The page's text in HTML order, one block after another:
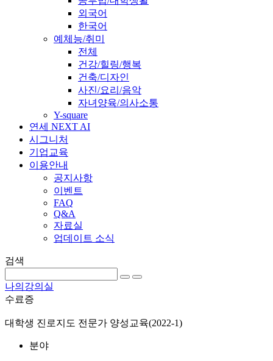
외국어
한국어
예체능/취미
전체
건강/힐링/행복
건축/디자인
사진/요리/음악
자녀양육/의사소통
Y-square
연세 NEXT AI
시그니처
기업교육
이용안내
공지사항
이벤트
FAQ
Q&A
자료실
업데이트 소식
검색
나의강의실
수료증
대학생 진로지도 전문가 양성교육(2022-1)
분야